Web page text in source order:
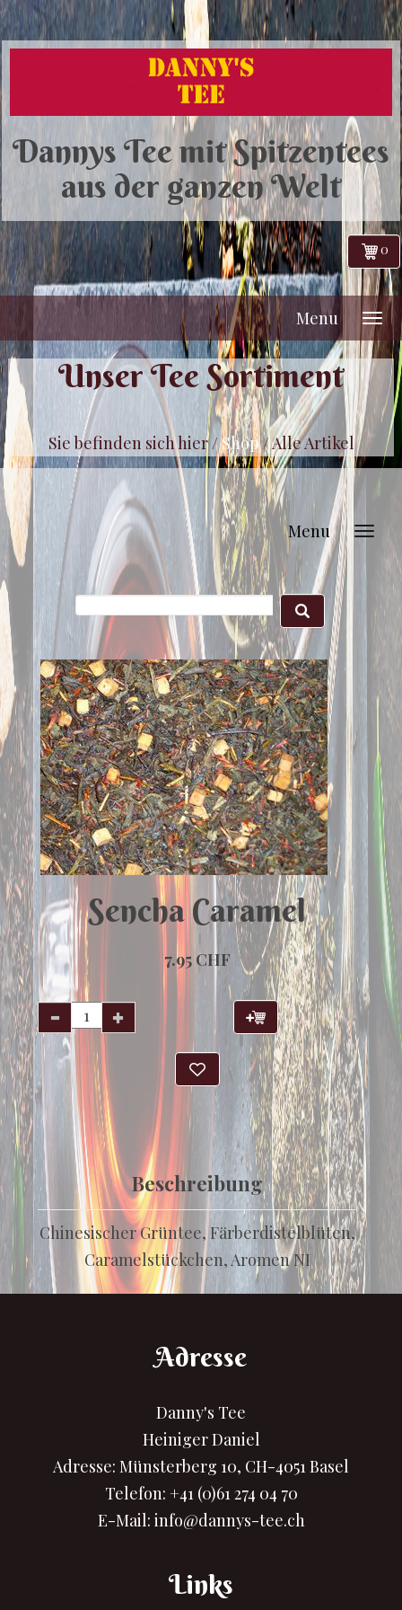
Dannys Tee mit Spitzentees
aus der ganzen Welt
0
Menu
Unser Tee Sortiment
Sie befinden sich hier /Shop/Alle Artikel
Menu
Sencha Caramel
7.95 CHF
Beschreibung
Chinesischer Grüntee, Färberdistelblüten,
Caramelstückchen, Aromen NI
Adresse
Danny's Tee
Heiniger Daniel
Adresse: Münsterberg 10, CH-4051 Basel
Telefon: +41 (0)61 274 04 70
E-Mail: info@dannys-tee.ch
Links